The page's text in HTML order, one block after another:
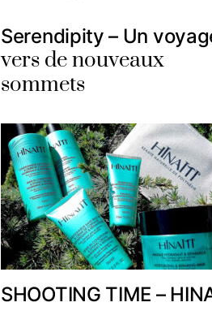
Serendipity – Un
vers de nouveaux
sommets
SHOOTING TIME –